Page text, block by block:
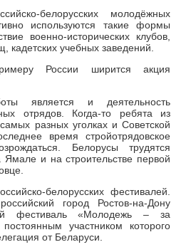
белорусских молодёжных
используются такие формы
военно-исторических клубов,
кадетских учебных заведений.
России ширится акция
является и деятельность
отрядов. Когда-то ребята из
разных уголках и Советской
время стройотрядовское
Белорусы трудятся
и на строительстве первой
белорусских фестивалей.
город Ростов-на-Дону
фестиваль «Молодежь – за
участником которого
от Беларуси.